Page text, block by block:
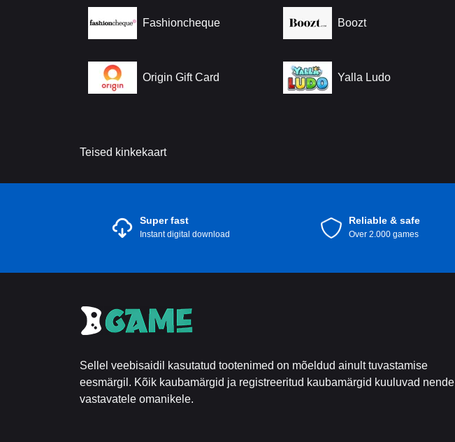
Fashioncheque Boozt
Origin Gift Card Yalla Ludo
Teised kinkekaart
Super fast
Instant digital download
Reliable & safe
Over 2.000 games
Sellel veebisaidil kasutatud tootenimed on mõeldud ainult tuvastamise
eesmärgil. Kõik kaubamärgid ja registreeritud kaubamärgid kuuluvad nende
vastavatele omanikele.